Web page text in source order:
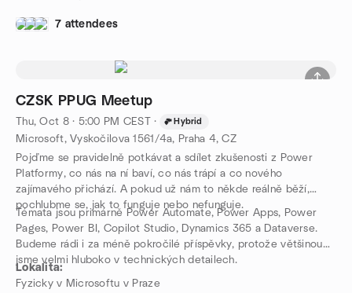
7 attendees
CZSK PPUG Meetup
Thu, Oct 8 · 5:00 PM CEST · Hybrid
Microsoft, Vyskočilova 1561/4a, Praha 4, CZ
Pojďme se pravidelně potkávat a sdílet zkušenosti z Power
Platformy, co nás na ní baví, co nás trápí a co nového
zajímavého přichází. A pokud už nám to někde reálně běží,
pochlubme se, jak to funguje nebo nefunguje.
Témata jsou primárně Power Automate, Power Apps, Power
Pages, Power BI, Copilot Studio, Dynamics 365 a Dataverse.
Budeme rádi i za méně pokročilé příspěvky, protože většinou
jsme velmi hluboko v technických detailech.
Lokalita:
Fyzicky v Microsoftu v Praze